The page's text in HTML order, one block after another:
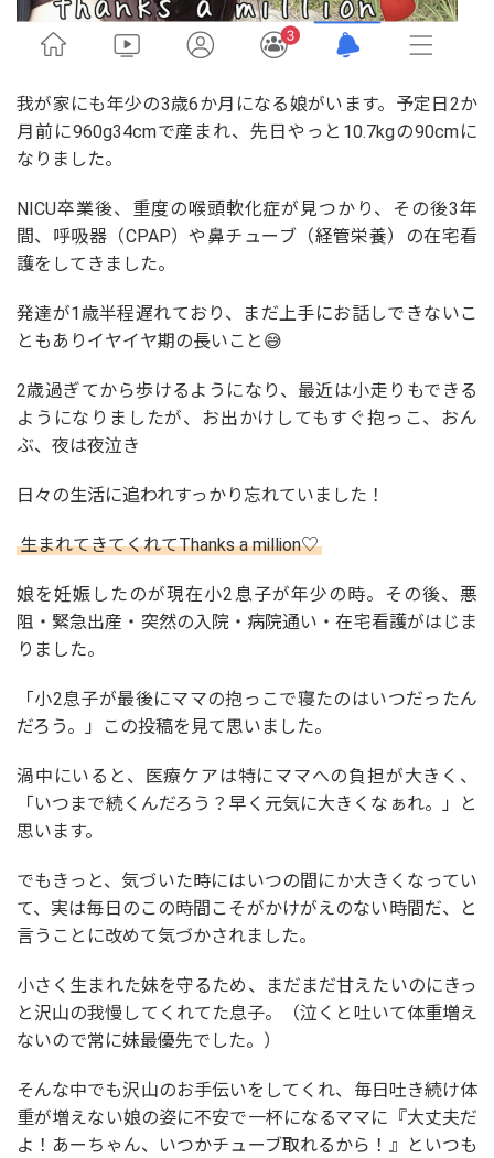
我が家にも年少の3歳6か月になる娘がいます。予定日2か
月前に960g34cmで産まれ、先日やっと10.7kgの90cmに
なりました。
NICU卒業後、重度の喉頭軟化症が見つかり、その後3年
間、呼吸器（CPAP）や鼻チューブ（経管栄養）の在宅看
護をしてきました。
発達が1歳半程遅れており、まだ上手にお話しできないこ
ともありイヤイヤ期の長いこと😅
2歳過ぎてから歩けるようになり、最近は小走りもできる
ようになりましたが、お出かけしてもすぐ抱っこ、おん
ぶ、夜は夜泣き
日々の生活に追われすっかり忘れていました！
生まれてきてくれてThanks a million♡
娘を妊娠したのが現在小2息子が年少の時。その後、悪
阻・緊急出産・突然の入院・病院通い・在宅看護がはじま
りました。
「小2息子が最後にママの抱っこで寝たのはいつだったん
だろう。」この投稿を見て思いました。
渦中にいると、医療ケアは特にママへの負担が大きく、
「いつまで続くんだろう？早く元気に大きくなぁれ。」と
思います。
でもきっと、気づいた時にはいつの間にか大きくなってい
て、実は毎日のこの時間こそがかけがえのない時間だ、と
言うことに改めて気づかされました。
小さく生まれた妹を守るため、まだまだ甘えたいのにきっ
と沢山の我慢してくれてた息子。（泣くと吐いて体重増え
ないので常に妹最優先でした。）
そんな中でも沢山のお手伝いをしてくれ、毎日吐き続け体
重が増えない娘の姿に不安で一杯になるママに『大丈夫だ
よ！あーちゃん、いつかチューブ取れるから！』といつも